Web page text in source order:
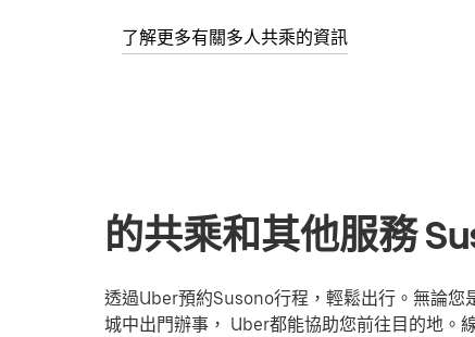
了解更多有關多人共乘的資訊
的共乘和其他服務
透過Uber預約Susono行程，輕鬆出行。無論您
城中出門辦事， Uber都能協助您前往目的地。